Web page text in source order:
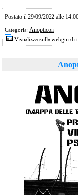
Postato il 29/09/2022 alle 14:00
Categoria: Anopticon
Visualizza sulla webgui di